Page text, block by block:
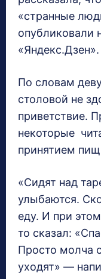
«странные
опубликовали
«Яндекс.Дзен».
По словам
столовой не
приветствие.
некоторые
принятием
«Сидят над
улыбаются.
еду. И при
то сказал:
Просто молча
уходят» —